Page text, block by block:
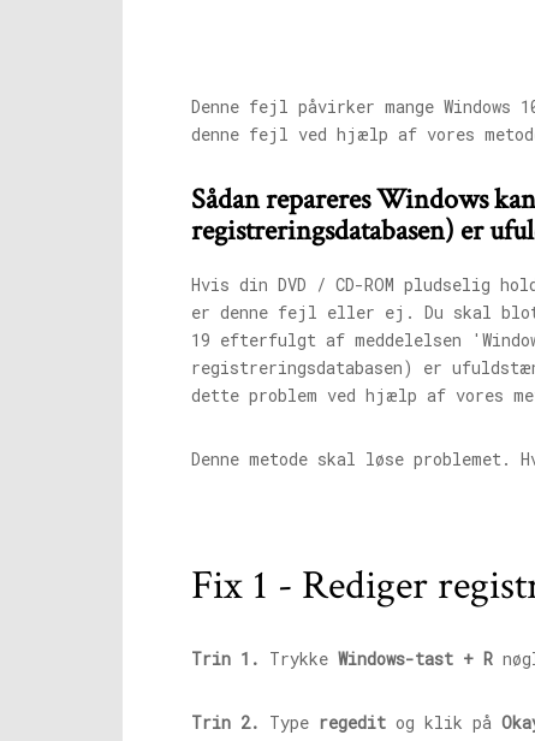
Denne fejl påvirker mange
denne fejl ved hjælp af vores
Sådan repareres Windows
registreringsdatabasen) er
Hvis din DVD / CD-ROM pludselig
er denne fejl eller ej. Du skal blot
19 efterfulgt af meddelelsen
registreringsdatabasen) er
dette problem ved hjælp af vores
Denne metode skal løse
Fix 1 - Rediger
Trin 1. Trykke Windows-tast + R
Trin 2. Type regedit og klik på